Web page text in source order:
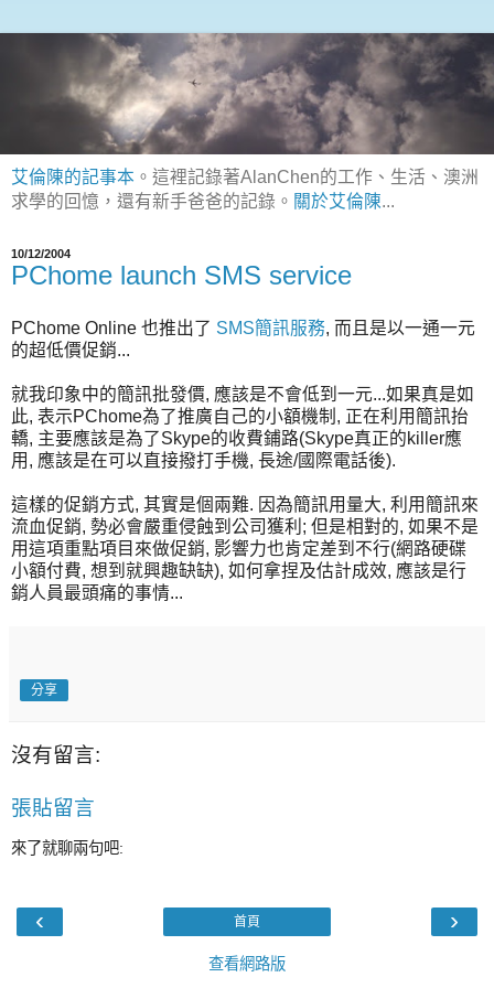
艾倫陳的記事本 。這裡記錄著AlanChen的工作、生活、澳洲
求學的回憶，還有新手爸爸的記錄。 關於艾倫陳...
10/12/2004
PChome launch SMS service
PChome Online 也推出了 SMS簡訊服務, 而且是以一通一元
的超低價促銷...
就我印象中的簡訊批發價, 應該是不會低到一元...如果真是如
此, 表示PChome為了推廣自己的小額機制, 正在利用簡訊抬
轎, 主要應該是為了Skype的收費鋪路(Skype真正的killer應
用, 應該是在可以直接撥打手機, 長途/國際電話後).
這樣的促銷方式, 其實是個兩難. 因為簡訊用量大, 利用簡訊來
流血促銷, 勢必會嚴重侵蝕到公司獲利; 但是相對的, 如果不是
用這項重點項目來做促銷, 影響力也肯定差到不行(網路硬碟
小額付費, 想到就興趣缺缺), 如何拿捏及估計成效, 應該是行
銷人員最頭痛的事情...
分享
沒有留言:
張貼留言
來了就聊兩句吧:
‹ ›
首頁
查看網路版